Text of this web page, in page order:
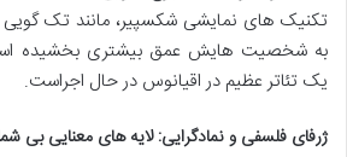
تکنیک های نمایشی شکسپیر، مانند تک گویی
به شخصیت هایش عمق بیشتری بخشیده
یک تئاتر عظیم در اقیانوس در حال اجراست.
ژرفای فلسفی و نمادگرایی: لایه های معنایی بی